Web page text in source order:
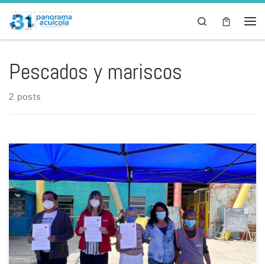
Skip to content
Search
Pescados y mariscos
2 posts
Caleta Portales, en Valparaíso, fue el lugar escogido para la reunión
de la subsecretaria de Pesca y Acuicultura (Subpesca), Alicia
Gallardo Lagno, y la representante de la Organización de las
Naciones Unidas para la Alimentación y la Agricultura (FAO), Hivy Ortiz,
para firmar un convenio de colaboración enmarcado en las […]